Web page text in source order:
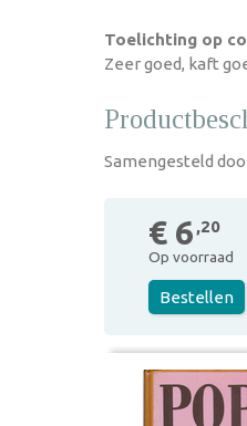
Toelichting op
Zeer goed, kaft
Samengesteld
€ 6 ,20
Op voorraad
Bestellen